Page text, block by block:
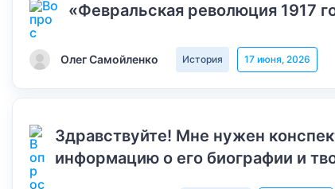
«Февральская революция 1917
Олег Самойленко История 17 июня, 2026
Здравствуйте! Мне нужен
информацию о его биографии и